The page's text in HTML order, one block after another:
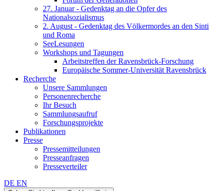
27. Januar - Gedenktag an die Opfer des
Nationalsozialismus
2. August - Gedenktag des Völkermordes an den Sinti
und Roma
SeeLesungen
Workshops und Tagungen
Arbeitstreffen der Ravensbrück-Forschung
Europäische Sommer-Universität Ravensbrück
Recherche
Unsere Sammlungen
Personenrecherche
Ihr Besuch
Sammlungsaufruf
Forschungsprojekte
Publikationen
Presse
Pressemitteilungen
Presseanfragen
Presseverteiler
DE EN